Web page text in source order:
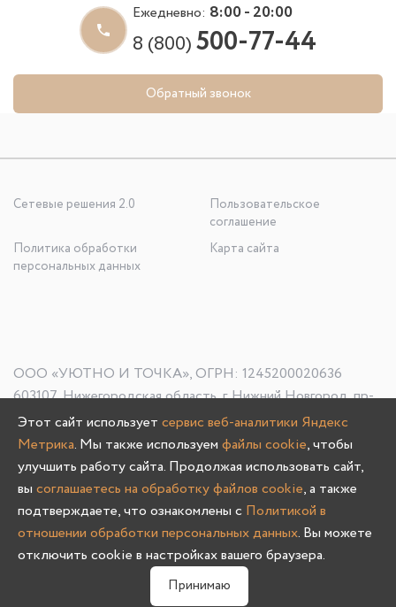
Ежедневно: 8:00 - 20:00
8 (800)500-77-44
Обратный звонок
Сетевые решения 2.0
Пользовательское
соглашение
Политика обработки
персональных данных
Карта сайта
ООО «УЮТНО И ТОЧКА», ОГРН: 1245200020636
603107, Нижегородская область, г. Нижний Новгород, пр-
кт Гагарина, д. 178/1
Олмеко © 2004 -2026
Этот сайт использует сервис веб-аналитики Яндекс
Метрика. Мы также используем файлы cookie, чтобы
улучшить работу сайта. Продолжая использовать сайт,
вы соглашаетесь на обработку файлов cookie, а также
подтверждаете, что ознакомлены с Политикой в
отношении обработки персональных данных. Вы можете
отключить cookie в настройках вашего браузера.
Принимаю